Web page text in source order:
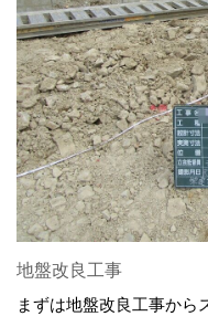
地盤改良工事
まずは地盤改良工事から